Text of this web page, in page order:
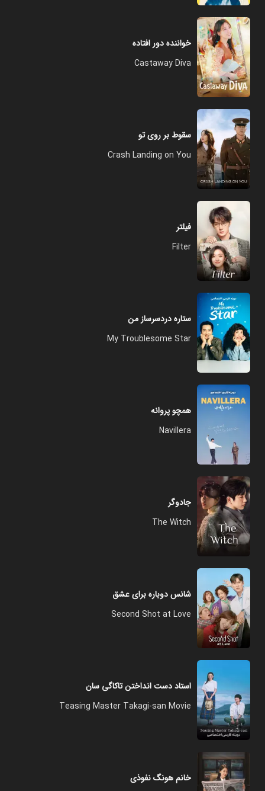
خواننده دور افتاده
Castaway Diva
سقوط بر روی تو
Crash Landing on You
فیلتر
Filter
ستاره دردسرساز من
My Troublesome Star
همچو پروانه
Navillera
جادوگر
The Witch
شانس دوباره برای عشق
Second Shot at Love
استاد دست انداختن تاکاگی سان
Teasing Master Takagi-san Movie
خانم هونگ نفوذی